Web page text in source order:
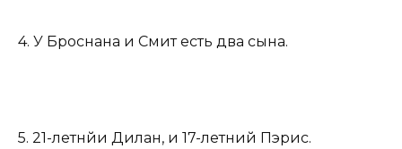
4. У Броснана и Смит есть два сына.
5. 21-летнйи Дилан, и 17-летний Пэрис.